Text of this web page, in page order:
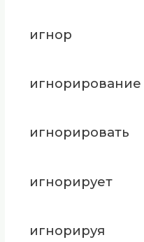
игнор
игнорирование
игнорировать
игнорирует
игнорируя